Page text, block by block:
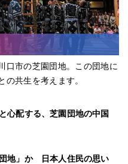
口市の芝園団地。この団地に
の共生を考えます。
心配する、芝園団地の中国
地」か 日本人住民の思い